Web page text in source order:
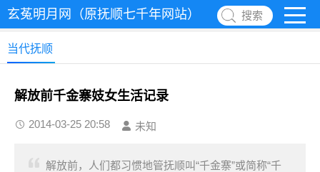
玄菟明月网（原抚顺七千年网站） 搜索
当代抚顺
解放前千金寨妓女生活记录
2014-03-25 20:58 未知
解放前，人们都习惯地管抚顺叫“千金寨”或简称“千